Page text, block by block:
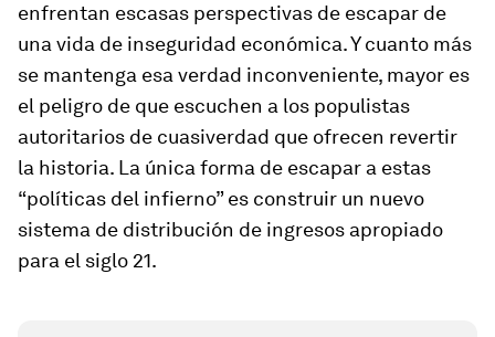
enfrentan escasas perspectivas de escapar de
una vida de inseguridad económica. Y cuanto más
se mantenga esa verdad inconveniente, mayor es
el peligro de que escuchen a los populistas
autoritarios de cuasiverdad que ofrecen revertir
la historia. La única forma de escapar a estas
“políticas del infierno” es construir un nuevo
sistema de distribución de ingresos apropiado
para el siglo 21.